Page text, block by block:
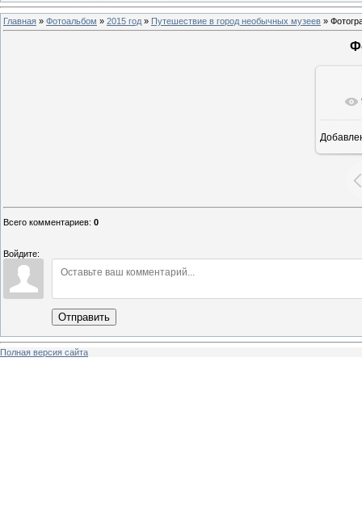
Главная » Фотоальбом » 2015 год » Путешествие в город необычных музеев »
Всего комментариев: 0
Войдите:
Отправить
Полная версия сайта